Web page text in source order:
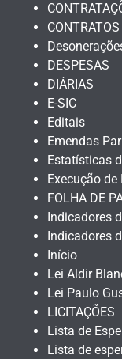
CONTRATOS
DESPESAS
DIÁRIAS
E-SIC
Editais
Emendas
Estatísticas
Execução
FOLHA DE
Indicadores
Indicadores
Início
Lei Aldir
Lei Paulo
LICITAÇÕES
Lista de
Lista de